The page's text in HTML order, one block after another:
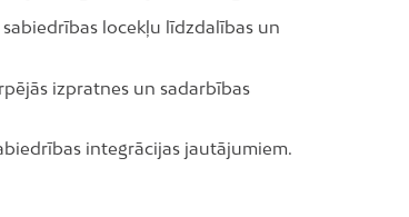
locekļu līdzdalības un
izpratnes un sadarbības
integrācijas jautājumiem.